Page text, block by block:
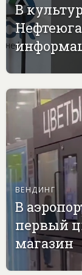
В
ВЕНДИНГ
В
первый
магазин